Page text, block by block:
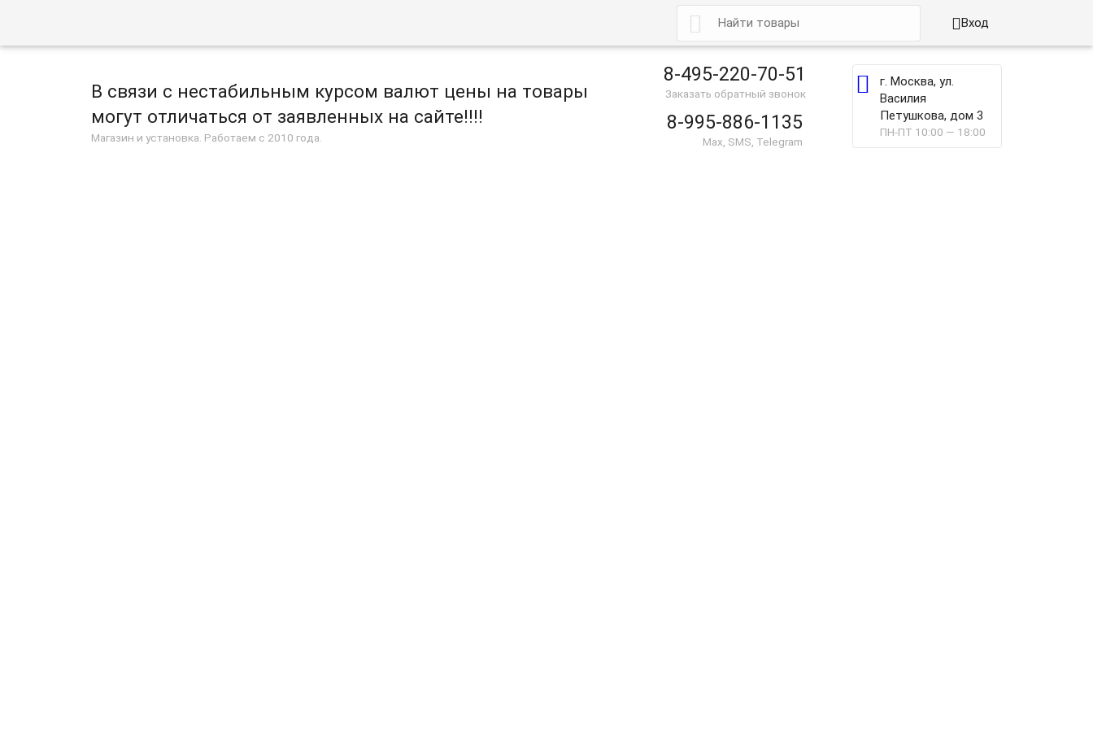
 Вход
В связи с нестабильным курсом валют цены на товары
могут отличаться от заявленных на сайте!!!!
Магазин и установка. Работаем с 2010 года.
8-495-220-70-51
Заказать обратный звонок
8-995-886-1135
Max, SMS, Telegram

г. Москва, ул.
Василия
Петушкова, дом 3
ПН-ПТ 10:00 — 18:00